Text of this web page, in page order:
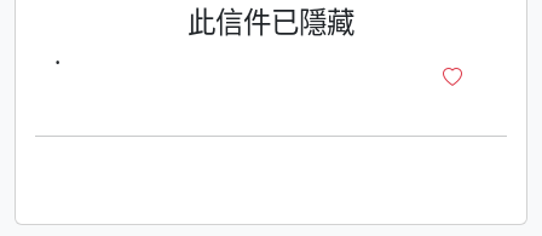
此信件已隱藏
·